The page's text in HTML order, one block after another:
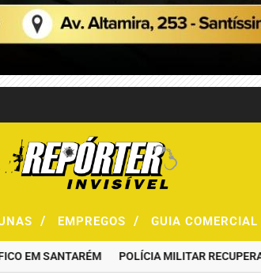
/ EMPREGOS / GUIA COMERCIAL
SANTARÉM POLÍCIA MILITAR RECUPERA